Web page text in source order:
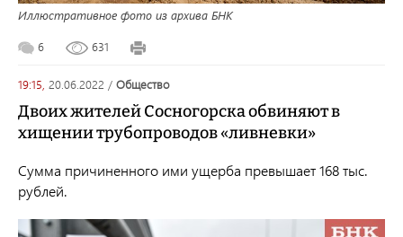
Иллюстративное фото из архива БНК
6 631
19:15, 20.06.2022 / общество
Двоих жителей Сосногорска обвиняют в
хищении трубопроводов «ливневки»
Сумма причиненного ими ущерба превышает 168 тыс.
рублей.